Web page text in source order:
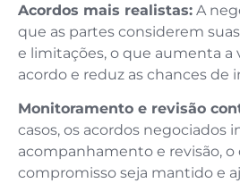
Acordos mais realistas: A
que as partes considerem
e limitações, o que aumenta a
acordo e reduz as chances de
Monitoramento e revisão
casos, os acordos negociados
acompanhamento e revisão,
compromisso seja mantido e